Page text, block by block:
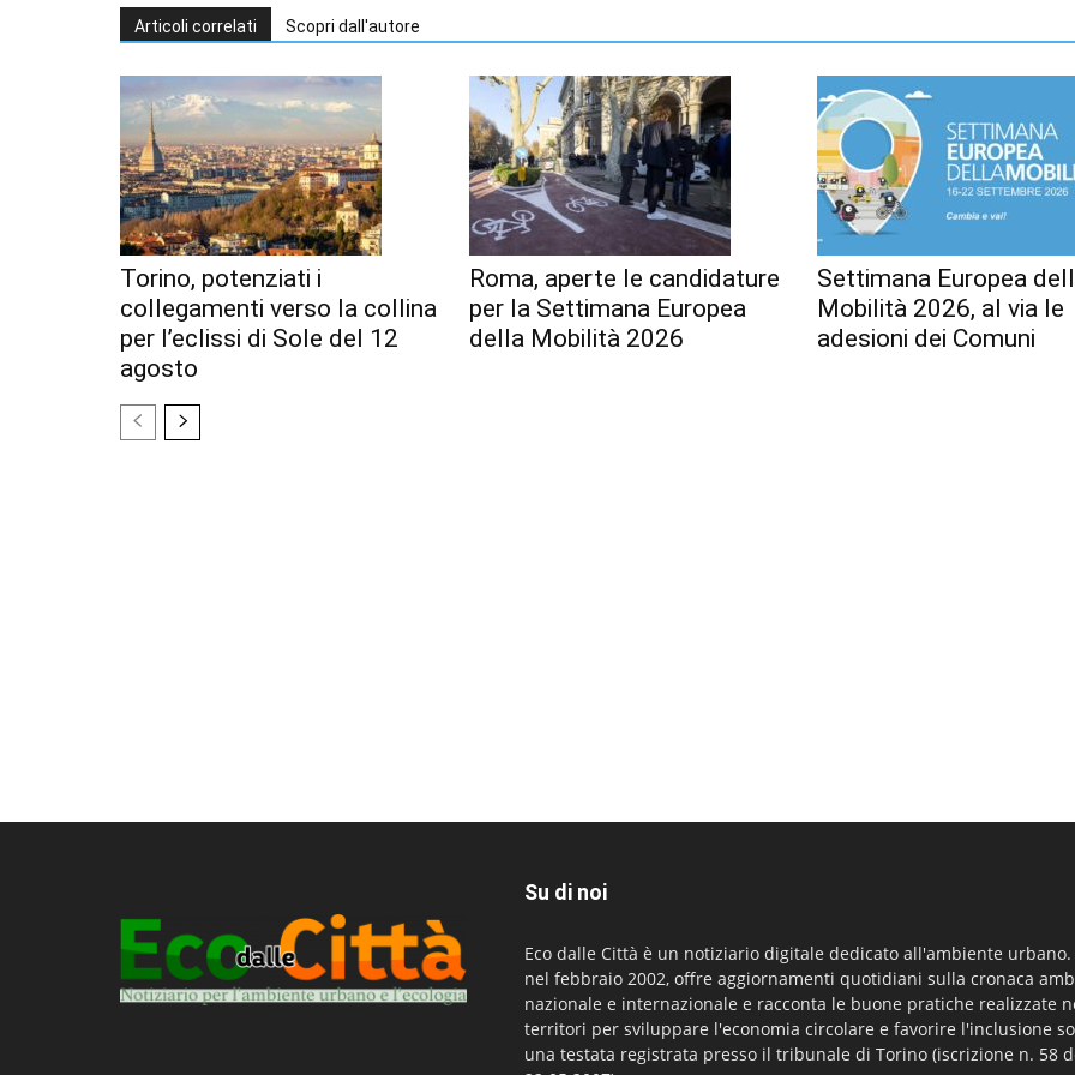
Articoli correlati Scopri dall'autore
Torino, potenziati i
collegamenti verso la collina
per l’eclissi di Sole del 12
agosto
Roma, aperte le candidature
per la Settimana Europea
della Mobilità 2026
Settimana Europea
Mobilità 2026, al via le
adesioni dei Comuni
Su di noi
Eco dalle Città è un notiziario digitale dedicato all'ambiente
nel febbraio 2002, offre aggiornamenti quotidiani sulla cronaca
nazionale e internazionale e racconta le buone pratiche realizzate
territori per sviluppare l'economia circolare e favorire l'inclusione
una testata registrata presso il tribunale di Torino (iscrizione n. 58